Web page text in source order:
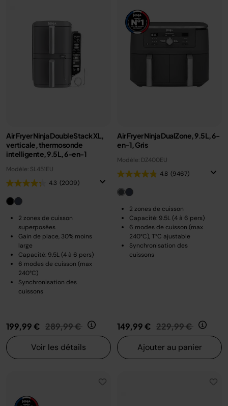
Air Fryer Ninja DoubleStack XL,
verticale, thermosonde
intelligente, 9.5L, 6-en-1
Modèle: SL451EU
4.3 (2009)
2 zones de cuisson
superposées
Gain de place, 30% moins
large
Capacité: 9.5L (4 à 6 pers)
6 modes de cuisson (max
240°C)
Synchronisation des
cuissons
199,99 € Prix réduit de
289,99 € au
Voir les détails
Air Fryer Ninja DualZone, 9.5L, 6-
en-1, Gris
Modèle: DZ400EU
4.8 (9467)
2 zones de cuisson
Capacité: 9.5L (4 à 6 pers)
6 modes de cuisson (max
240°C), T°C ajustable
Synchronisation des
cuissons
149,99 € Prix réduit de
229,99 € au
Ajouter au panier